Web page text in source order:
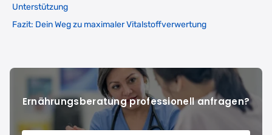
Unterstützung
Fazit: Dein Weg zu maximaler Vitalstoffverwertung
Ernährungsberatung professionell anfragen?